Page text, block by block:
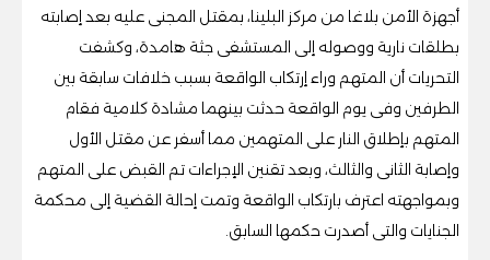
أجهزة الأمن بلاغا من مركز البلينا، بمقتل المجنى عليه بعد إصابته
بطلقات نارية ووصوله إلى المستشفى جثة هامدة، وكشفت
التحريات أن المتهم وراء إرتكاب الواقعة بسبب خلافات سابقة بين
الطرفين وفى يوم الواقعة حدثت بينهما مشادة كلامية فقام
المتهم بإطلاق النار على المتهمين مما أسفر عن مقتل الأول
وإصابة الثانى والثالث، وبعد تقنين الإجراءات تم القبض على المتهم
وبمواجهته اعترف بارتكاب الواقعة وتمت إحالة القضية إلى محكمة
الجنايات والتى أصدرت حكمها السابق.